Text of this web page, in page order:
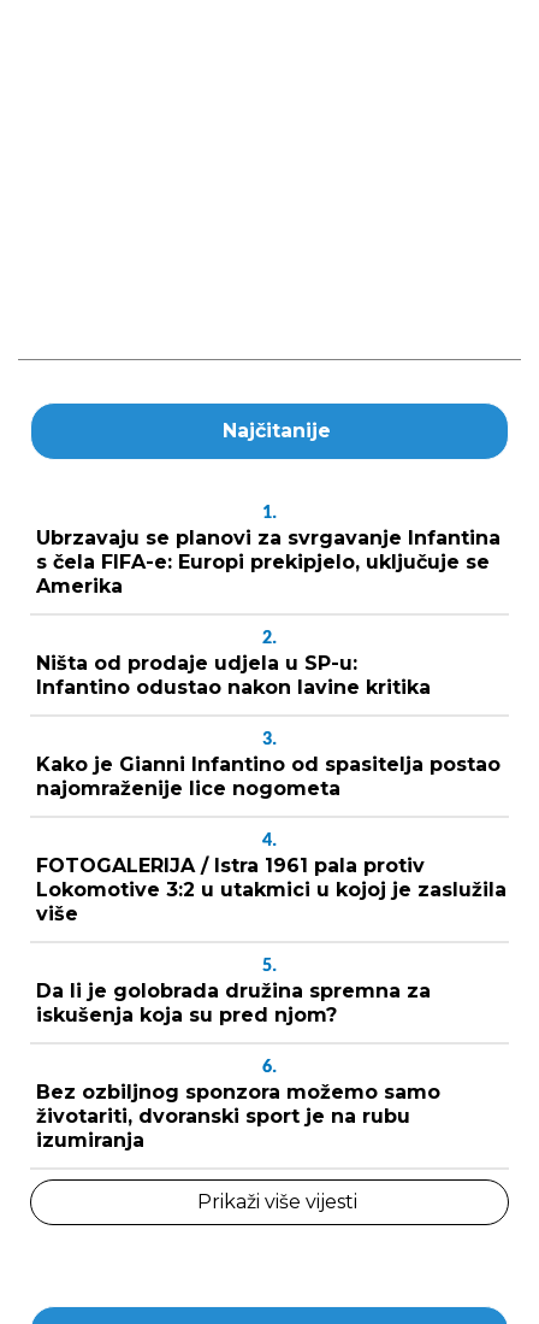
Najčitanije
1.
Ubrzavaju se planovi za svrgavanje Infantina
s čela FIFA-e: Europi prekipjelo, uključuje se
Amerika
2.
Ništa od prodaje udjela u SP-u:
Infantino odustao nakon lavine kritika
3.
Kako je Gianni Infantino od spasitelja postao
najomraženije lice nogometa
4.
FOTOGALERIJA / Istra 1961 pala protiv
Lokomotive 3:2 u utakmici u kojoj je zaslužila
više
5.
Da li je golobrada družina spremna za
iskušenja koja su pred njom?
6.
Bez ozbiljnog sponzora možemo samo
životariti, dvoranski sport je na rubu
izumiranja
Prikaži više vijesti